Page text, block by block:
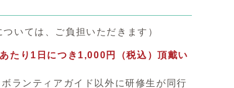
いては、ご負担いただきます）
たり1日につき1,000円（税込）頂戴い
ランティアガイド以外に研修生が同行